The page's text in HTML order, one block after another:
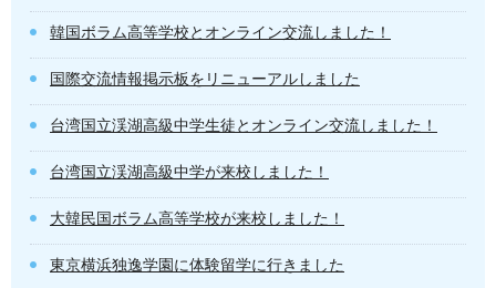
韓国ボラム高等学校とオンライン交流しました！
国際交流情報掲示板をリニューアルしました
台湾国立渓湖高級中学生徒とオンライン交流しました！
台湾国立渓湖高級中学が来校しました！
大韓民国ボラム高等学校が来校しました！
東京横浜独逸学園に体験留学に行きました